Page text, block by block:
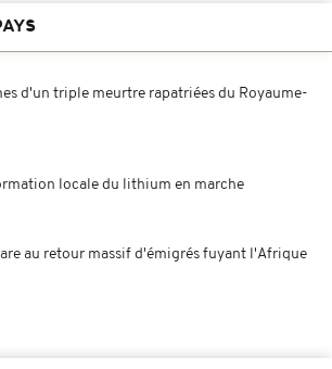
d'un triple meurtre rapatriées du Royaume-
locale du lithium en marche
au retour massif d'émigrés fuyant l'Afrique